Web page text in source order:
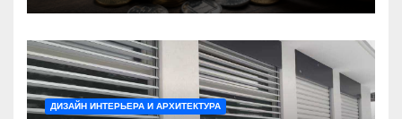
ДИЗАЙН ИНТЕРЬЕРА И АРХИТЕКТУРА